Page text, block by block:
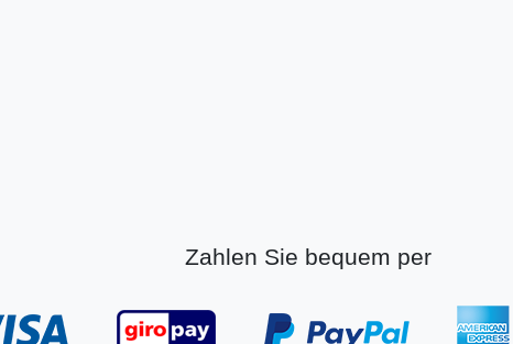
Zahlen Sie bequem per